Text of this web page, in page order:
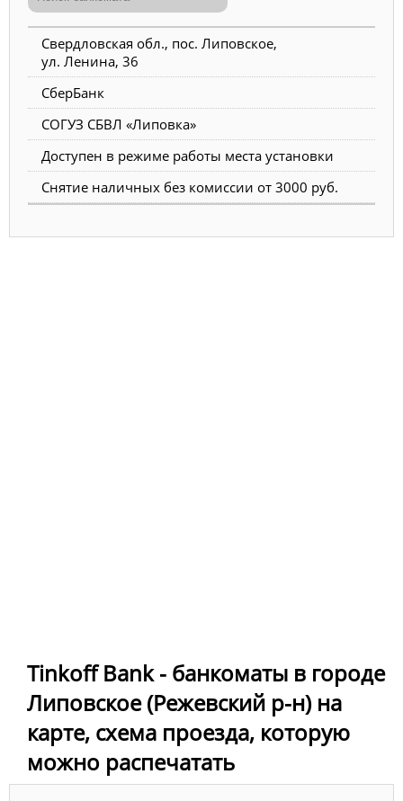
Свердловская обл., пос. Липовское,
ул. Ленина, 36
СберБанк
СОГУЗ СБВЛ «Липовка»
Доступен в режиме работы места установки
Снятие наличных без комиссии от 3000 руб.
Tinkoff Bank - банкоматы в городе
Липовское (Режевский р-н) на
карте, схема проезда, которую
можно распечатать